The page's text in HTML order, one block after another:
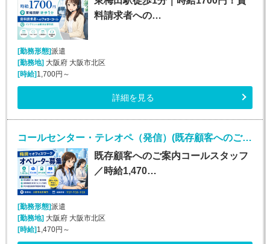
料請求者への…
[勤務形態]派遣
[勤務地] 大阪府 大阪市北区
[時給] 1,700円～
詳細を見る
コールセンター・テレオペ（発信）(既存顧客へのご案内コールスタッフ（オープニングスタッフ）)
既存顧客へのご案内コールスタッフ
／時給1,470…
[勤務形態]派遣
[勤務地] 大阪府 大阪市北区
[時給] 1,470円～